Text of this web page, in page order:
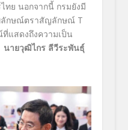
ย นอกจากนี้ กรมยังมี
ลักษณ์ตราสัญลักษณ์ T
แสดงถึงความเป็น
นายวุฒิไกร ลีวีระพันธุ์